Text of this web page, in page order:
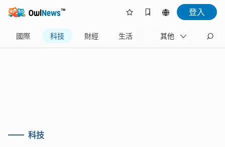
登入
國際 科技 財經 生活 政治
其他
科技